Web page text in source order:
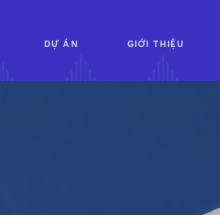
DỰ ÁN GIỚI THIỆU